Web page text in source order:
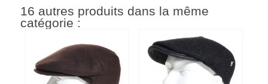
16 autres produits dans la même
catégorie :